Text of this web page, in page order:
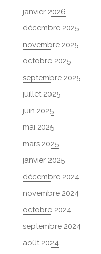
janvier 2026
décembre 2025
novembre 2025
octobre 2025
septembre 2025
juillet 2025
juin 2025
mai 2025
mars 2025
janvier 2025
décembre 2024
novembre 2024
octobre 2024
septembre 2024
août 2024